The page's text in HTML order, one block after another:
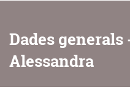
Dades generals
Alessandra